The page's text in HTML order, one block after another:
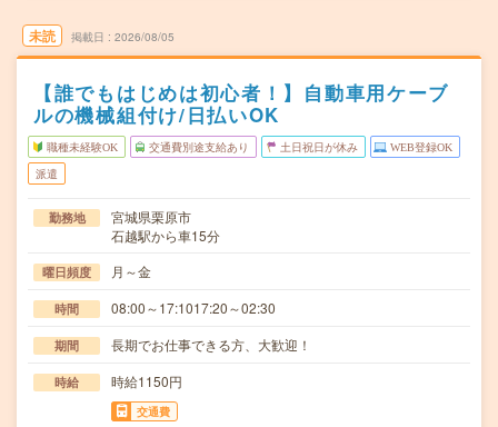
未読 掲載日 2026/08/05
【誰でもはじめは初心者！】自動車用ケーブ
ルの機械組付け/日払いOK
職種未経験OK 交通費別途支給あり 土日祝日が休み WEB登録OK
派遣
勤務地
宮城県栗原市
石越駅から車15分
曜日頻度 月～金
時間 08:00～17:1017:20～02:30
期間 長期でお仕事できる方、大歓迎！
時給 時給1150円
交通費